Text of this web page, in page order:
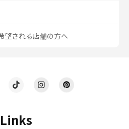
Links
望される店舗の方へ